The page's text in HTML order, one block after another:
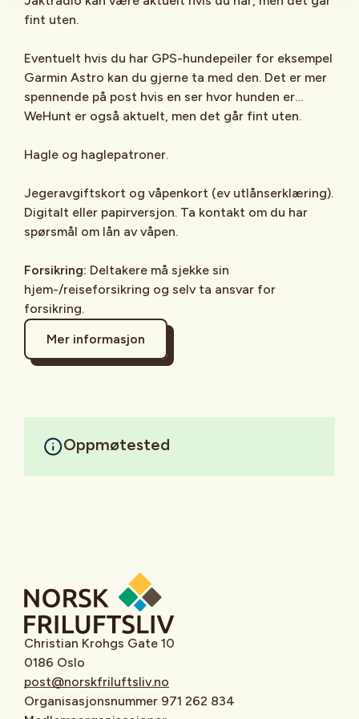
fint uten.
Eventuelt hvis du har GPS-hundepeiler for eksempel
Garmin Astro kan du gjerne ta med den. Det er mer
spennende på post hvis en ser hvor hunden er…
WeHunt er også aktuelt, men det går fint uten.
Hagle og haglepatroner.
Jegeravgiftskort og våpenkort (ev utlånserklæring).
Digitalt eller papirversjon. Ta kontakt om du har
spørsmål om lån av våpen.
Forsikring: Deltakere må sjekke sin
hjem-/reiseforsikring og selv ta ansvar for
forsikring.
Mer informasjon
Oppmøtested
Christian Krohgs Gate 10
0186 Oslo
post@norskfriluftsliv.no
Organisasjonsnummer 971 262 834